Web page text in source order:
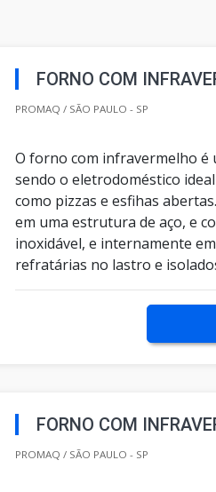
FORNO COM
PROMAQ / SÃO PAULO - SP
O forno com infravermelho é
sendo o eletrodoméstico
como pizzas e esfihas
em uma estrutura de aço, e
inoxidável, e internamente
refratárias no lastro e
FORNO COM
PROMAQ / SÃO PAULO - SP